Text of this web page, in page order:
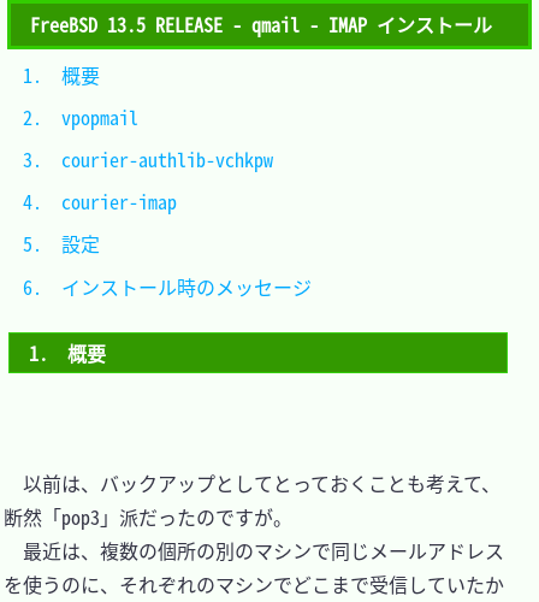
FreeBSD 13.5 RELEASE - qmail - IMAP インストール
1.　概要
以前は、バックアップとしてとっておくことも考えて、
断然「pop3」派だったのですが。
最近は、複数の個所の別のマシンで同じメールアドレス
を使うのに、それぞれのマシンでどこまで受信していたか